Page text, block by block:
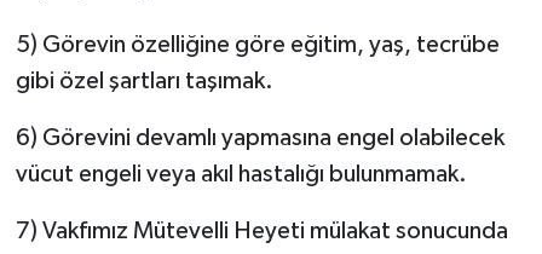
5) Görevin özelliğine göre eğitim, yaş, tecrübe
gibi özel şartları taşımak.
6) Görevini devamlı yapmasına engel olabilecek
vücut engeli veya akıl hastalığı bulunmamak.
7) Vakfımız Mütevelli Heyeti mülakat sonucunda